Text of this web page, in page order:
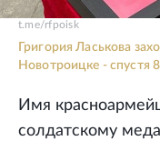
t.me/rfpoisk
Григория Ласькова
Новотроицке - спустя
Имя
солдатскому